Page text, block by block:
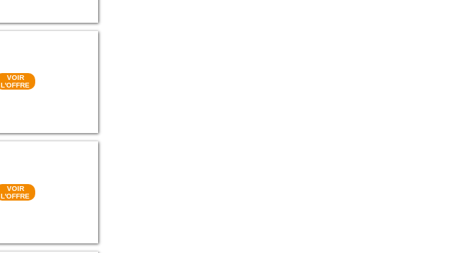
VOIR
L'OFFRE
VOIR
L'OFFRE